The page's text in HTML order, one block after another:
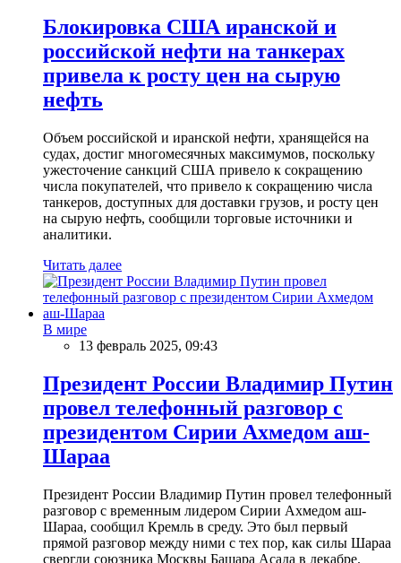
Блокировка США иранской и
российской нефти на танкерах
привела к росту цен на сырую
нефть
Объем российской и иранской нефти, хранящейся на
судах, достиг многомесячных максимумов, поскольку
ужесточение санкций США привело к сокращению
числа покупателей, что привело к сокращению числа
танкеров, доступных для доставки грузов, и росту цен
на сырую нефть, сообщили торговые источники и
аналитики.
Читать далее
В мире
13 февраль 2025, 09:43
Президент России Владимир Путин
провел телефонный разговор с
президентом Сирии Ахмедом аш-
Шараа
Президент России Владимир Путин провел телефонный
разговор с временным лидером Сирии Ахмедом аш-
Шараа, сообщил Кремль в среду. Это был первый
прямой разговор между ними с тех пор, как силы Шараа
свергли союзника Москвы Башара Асада в декабре.